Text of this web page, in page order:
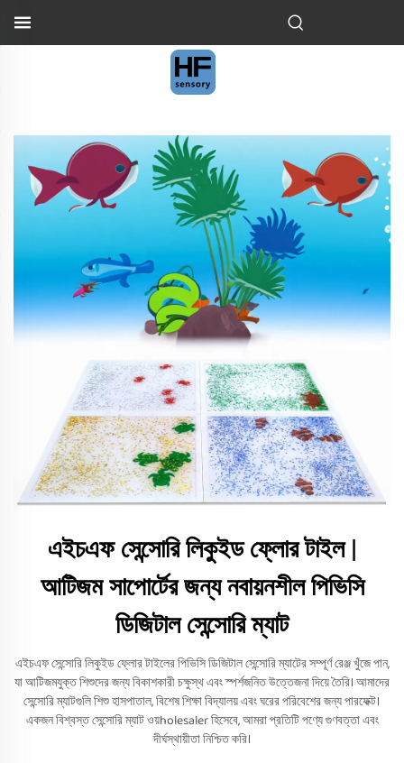
এইচএফ সেন্সোরি লিকুইড ফ্লোর টাইল |
আটিজম সাপোর্টের জন্য নবায়নশীল পিভিসি
ডিজিটাল সেন্সোরি ম্যাট
এইচএফ সেন্সোরি লিকুইড ফ্লোর টাইলের পিভিসি ডিজিটাল সেন্সোরি ম্যাটের সম্পূর্ণ রেঞ্জ খুঁজে পান,
যা আটিজমযুক্ত শিশুদের জন্য বিকাশকারী চক্ষুস্থ এবং স্পর্শজনিত উত্তেজনা দিয়ে তৈরি। আমাদের
সেন্সোরি ম্যাটগুলি শিশু হাসপাতাল, বিশেষ শিক্ষা বিদ্যালয় এবং ঘরের পরিবেশের জন্য পারফেক্ট।
একজন বিশ্বস্ত সেন্সোরি ম্যাট ওয়holesaler হিসেবে, আমরা প্রতিটি পণ্যে গুণবত্তা এবং
দীর্ঘস্থায়ীতা নিশ্চিত করি।